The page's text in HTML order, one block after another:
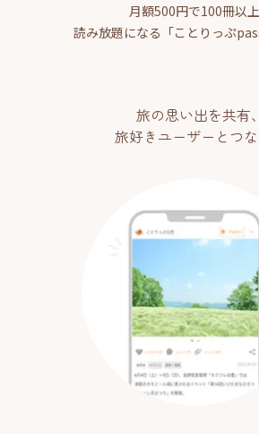
月額500円で100冊以
読み放題になる「ことりっぷ
旅の思い出を共有、
旅好きユーザーとつ